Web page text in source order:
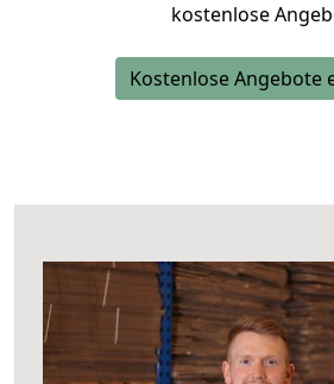
kostenlose
Kostenlose Angebote